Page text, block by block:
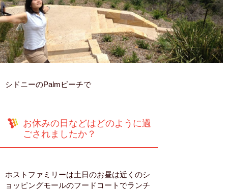
シドニーのPalmビーチで
お休みの日などはどのように過
ごされましたか？
ホストファミリーは土日のお昼は近くのシ
ョッピングモールのフードコートでランチ